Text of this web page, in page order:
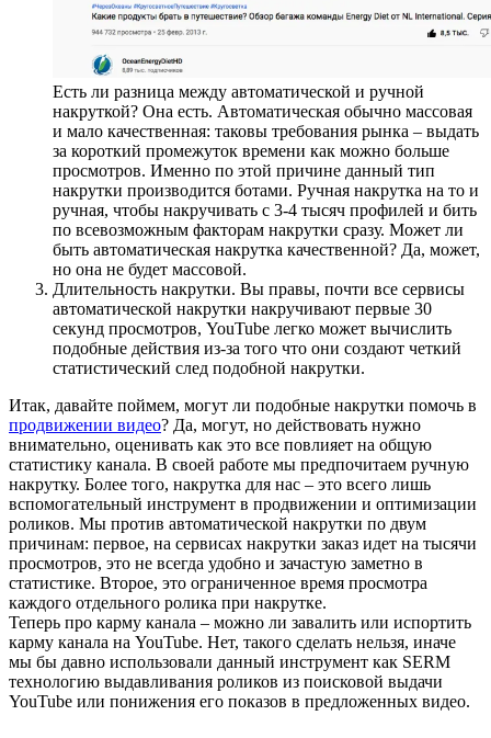
Есть ли разница между автоматической и ручной
накруткой? Она есть. Автоматическая обычно массовая
и мало качественная: таковы требования рынка – выдать
за короткий промежуток времени как можно больше
просмотров. Именно по этой причине данный тип
накрутки производится ботами. Ручная накрутка на то и
ручная, чтобы накручивать с 3-4 тысяч профилей и бить
по всевозможным факторам накрутки сразу. Может ли
быть автоматическая накрутка качественной? Да, может,
но она не будет массовой.
Длительность накрутки. Вы правы, почти все сервисы
автоматической накрутки накручивают первые 30
секунд просмотров, YouTube легко может вычислить
подобные действия из-за того что они создают четкий
статистический след подобной накрутки.
Итак, давайте поймем, могут ли подобные накрутки помочь в
продвижении видео? Да, могут, но действовать нужно
внимательно, оценивать как это все повлияет на общую
статистику канала. В своей работе мы предпочитаем ручную
накрутку. Более того, накрутка для нас – это всего лишь
вспомогательный инструмент в продвижении и оптимизации
роликов. Мы против автоматической накрутки по двум
причинам: первое, на сервисах накрутки заказ идет на тысячи
просмотров, это не всегда удобно и зачастую заметно в
статистике. Второе, это ограниченное время просмотра
каждого отдельного ролика при накрутке.
Теперь про карму канала – можно ли завалить или испортить
карму канала на YouTube. Нет, такого сделать нельзя, иначе
мы бы давно использовали данный инструмент как SERM
технологию выдавливания роликов из поисковой выдачи
YouTube или понижения его показов в предложенных видео.